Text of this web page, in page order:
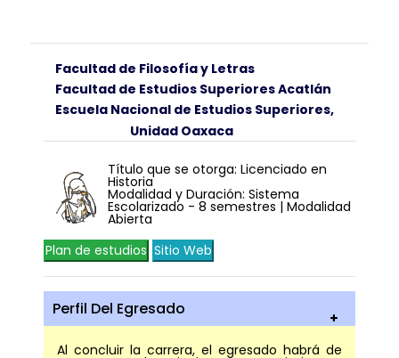
Facultad de Filosofía y Letras
Facultad de Estudios Superiores Acatlán
Escuela Nacional de Estudios Superiores,
Unidad Oaxaca
Título que se otorga: Licenciado en
Historia
Modalidad y Duración: Sistema
Escolarizado - 8 semestres | Modalidad
Abierta
Plan de estudios Sitio Web
Perfil Del Egresado
Al concluir la carrera, el egresado habrá de